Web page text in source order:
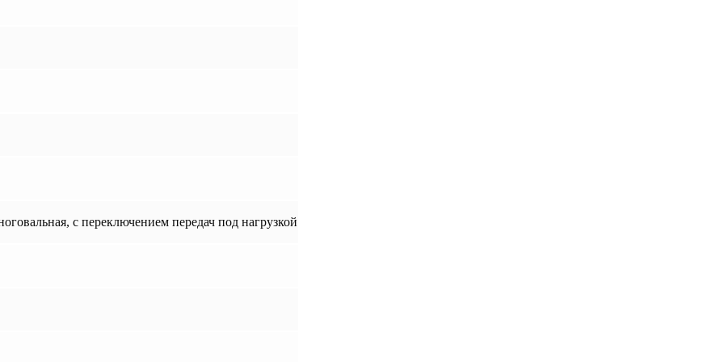
с переключением передач под нагрузкой